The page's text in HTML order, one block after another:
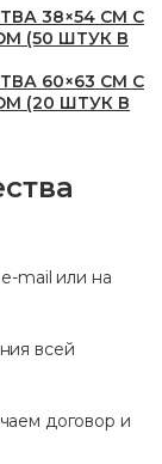
38×54 СМ С
(50 ШТУК В
60×63 СМ С
(20 ШТУК В
mail или на
всей
договор и